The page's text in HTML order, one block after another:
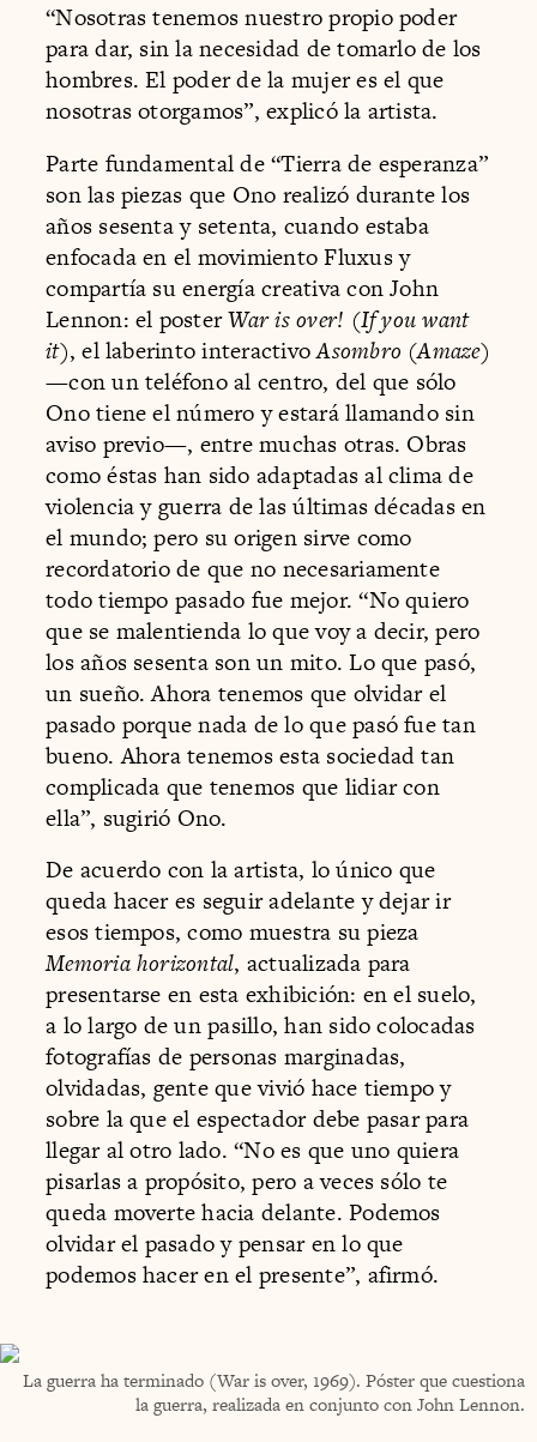
“Nosotras tenemos nuestro propio poder
para dar, sin la necesidad de tomarlo de los
hombres. El poder de la mujer es el que
nosotras otorgamos”, explicó la artista.
Parte fundamental de “Tierra de esperanza”
son las piezas que Ono realizó durante los
años sesenta y setenta, cuando estaba
enfocada en el movimiento Fluxus y
compartía su energía creativa con John
Lennon: el posterWar is over! (If you want
it), el laberinto interactivoAsombro (Amaze)
—con un teléfono al centro, del que sólo
Ono tiene el número y estará llamando sin
aviso previo—, entre muchas otras. Obras
como éstas han sido adaptadas al clima de
violencia y guerra de las últimas décadas en
el mundo; pero su origen sirve como
recordatorio de que no necesariamente
todo tiempo pasado fue mejor. “No quiero
que se malentienda lo que voy a decir, pero
los años sesenta son un mito. Lo que pasó,
un sueño. Ahora tenemos que olvidar el
pasado porque nada de lo que pasó fue tan
bueno. Ahora tenemos esta sociedad tan
complicada que tenemos que lidiar con
ella”, sugirió Ono.
De acuerdo con la artista, lo único que
queda hacer es seguir adelante y dejar ir
esos tiempos, como muestra su pieza
Memoria horizontal, actualizada para
presentarse en esta exhibición: en el suelo,
a lo largo de un pasillo, han sido colocadas
fotografías de personas marginadas,
olvidadas, gente que vivió hace tiempo y
sobre la que el espectador debe pasar para
llegar al otro lado. “No es que uno quiera
pisarlas a propósito, pero a veces sólo te
queda moverte hacia delante. Podemos
olvidar el pasado y pensar en lo que
podemos hacer en el presente”, afirmó.
La guerra ha terminado (War is over, 1969). Póster que cuestiona
la guerra, realizada en conjunto con John Lennon.